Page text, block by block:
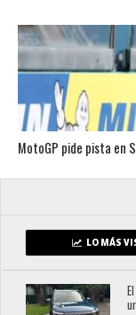
MotoGP pide pista en
LO MÁS